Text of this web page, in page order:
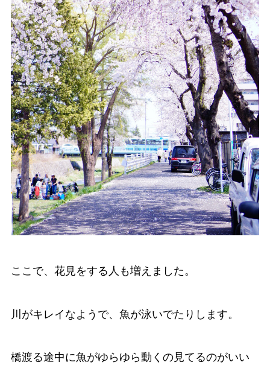
ここで、花見をする人も増えました。
川がキレイなようで、魚が泳いでたりします。
橋渡る途中に魚がゆらゆら動くの見てるのがいい